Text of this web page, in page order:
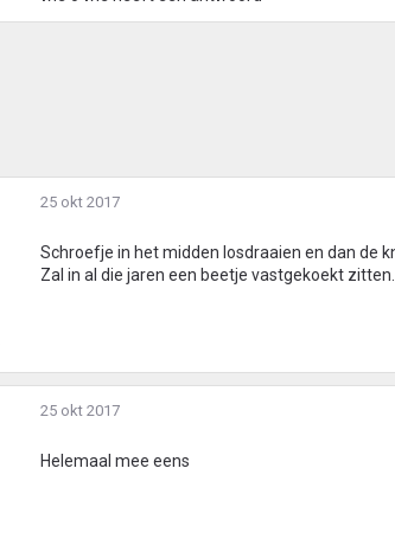
25 okt 2017
Schroefje in het midden losdraaien en dan de
Zal in al die jaren een beetje vastgekoekt zitten.
25 okt 2017
Helemaal mee eens